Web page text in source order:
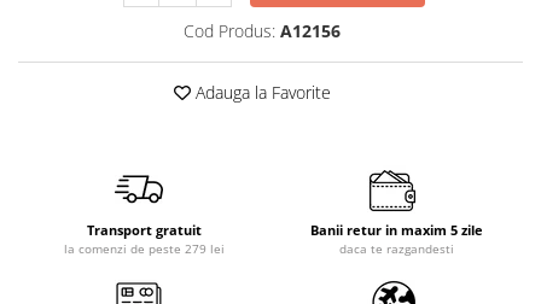
Cod Produs: A12156
Adauga la Favorite
Transport gratuit
la comenzi de peste 279 lei
Banii retur in maxim 5 zile
daca te razgandesti